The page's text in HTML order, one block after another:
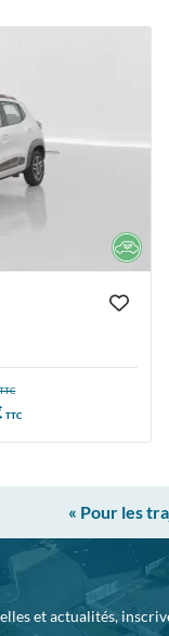
TTC
TTC
« Pour les
et actualités,